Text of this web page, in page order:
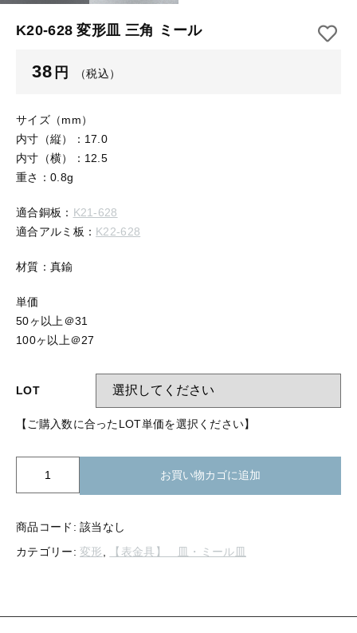
K20-628 変形皿 三角 ミール
38 円 （税込）
サイズ（mm）
内寸（縦）：17.0
内寸（横）：12.5
重さ：0.8g
適合銅板： K21-628
適合アルミ板： K22-628
材質：真鍮
単価
50ヶ以上＠31
100ヶ以上＠27
LOT
【ご購入数に合ったLOT単価を選択ください】
形
三
お買い物カゴに追加
商品コード:該当なし
カテゴリー: 変形, 【表金具】 皿・ミール皿
【表金具】 浅皿
【表金具】 透かしパーツ
【表金具】 平板
【表金具】 プレート
【留め金具】 ブローチピン
【留め金具】 イヤリング
【留め金具】 クリップ・差込
【留め金具】 マスク用クリップ
【留め金具】 ネクタイピン
【留め金具】 タイタック
【留め金具】 ループタイ金具
【表金具】 浅皿
【表金具】 押皿・挽物
【表金具】 透かしパーツ
【留め金具】 指輪
【留め金具】 イヤリング
【留め金具】 ネクタイピン